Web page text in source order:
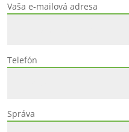
Vaša e-mailová adresa
Telefón
Správa